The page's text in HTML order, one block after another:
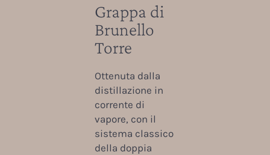
Grappa di
Brunello
Torre
Ottenuta dalla
distillazione in
corrente di
vapore, con il
sistema classico
della doppia